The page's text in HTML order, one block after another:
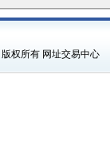
版权所有 网址交易中心